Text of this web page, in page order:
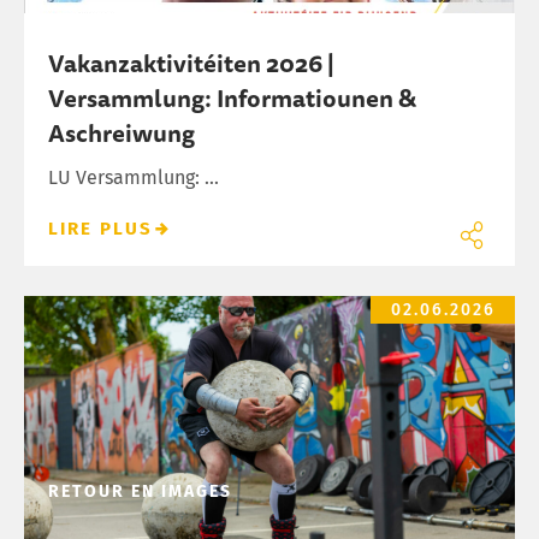
Vakanzaktivitéiten 2026 |
Versammlung: Informatiounen &
Aschreiwung
LU Versammlung: ...
LIRE PLUS
1. Strongman Cup zu Schëffleng 02.06.2026
RETOUR EN IMAGES